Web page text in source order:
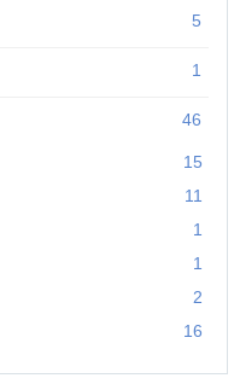
5
1
46
15
11
1
1
2
16